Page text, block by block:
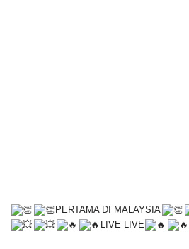
PERTAMA DI MALAYSIA
LIVE LIVE